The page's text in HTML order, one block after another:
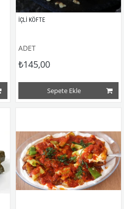
İÇLİ KÖFTE
ADET
₺145,00
Sepete Ekle